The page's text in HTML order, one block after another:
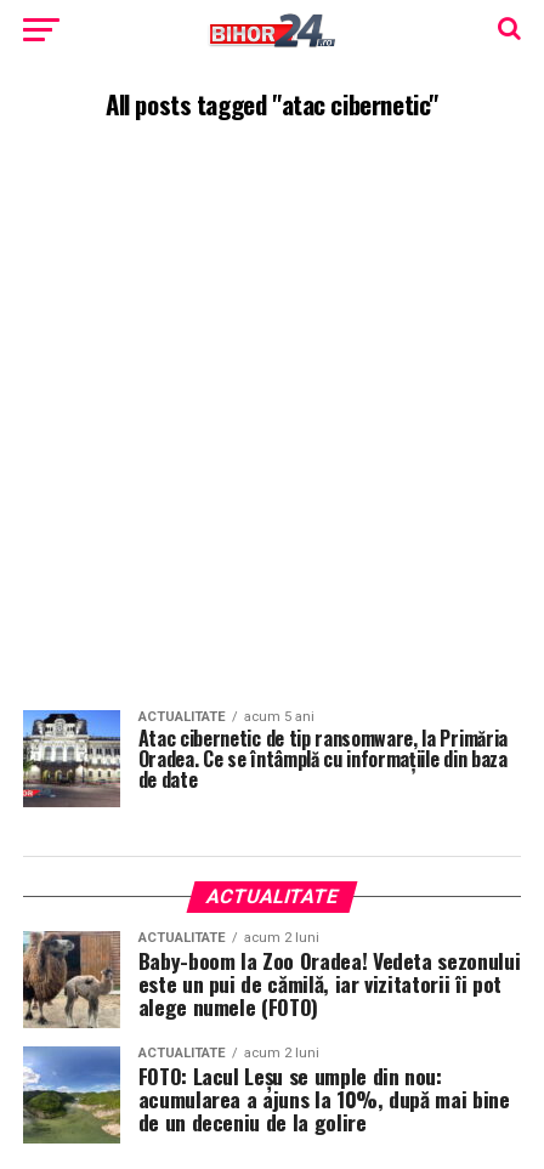
All posts tagged "atac cibernetic"
ACTUALITATE acum 5 ani
Atac cibernetic de tip ransomware, la Primăria
Oradea. Ce se întâmplă cu informațiile din baza
de date
ACTUALITATE
ACTUALITATE acum 2 luni
Baby-boom la Zoo Oradea! Vedeta sezonului
este un pui de cămilă, iar vizitatorii îi pot
alege numele (FOTO)
ACTUALITATE acum 2 luni
FOTO: Lacul Leșu se umple din nou:
acumularea a ajuns la 10%, după mai bine
de un deceniu de la golire